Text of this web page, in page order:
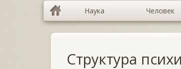
Наука Человек
Структура